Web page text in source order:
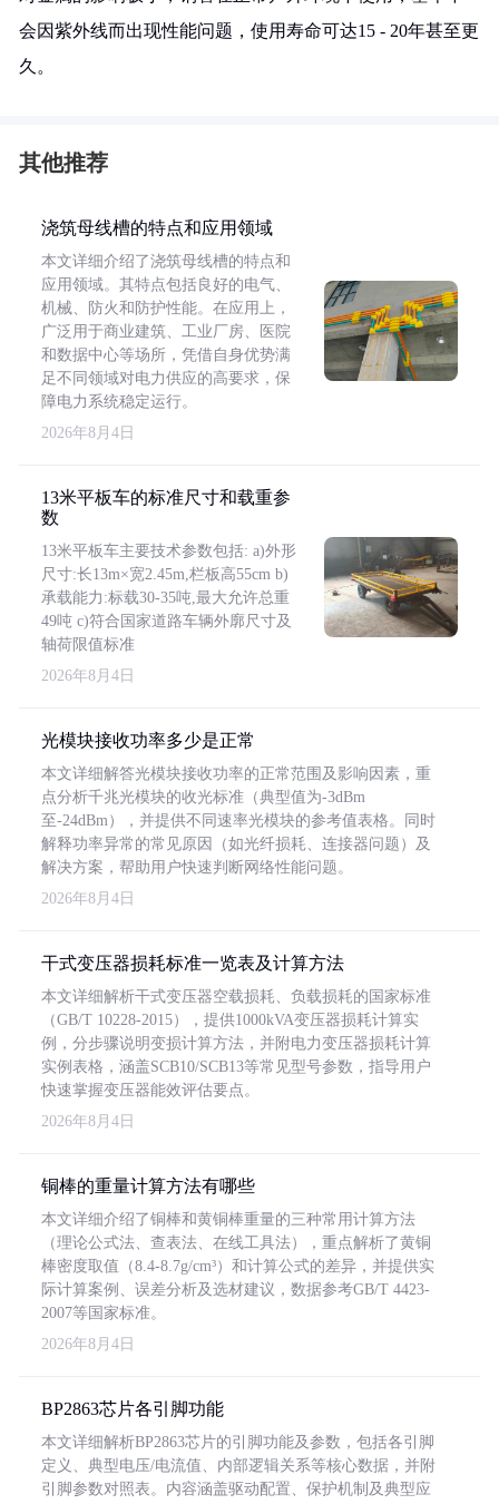
会因紫外线而出现性能问题，使用寿命可达15 - 20年甚至更
久。
其他推荐
浇筑母线槽的特点和应用领域
本文详细介绍了浇筑母线槽的特点和
应用领域。其特点包括良好的电气、
机械、防火和防护性能。在应用上，
广泛用于商业建筑、工业厂房、医院
和数据中心等场所，凭借自身优势满
足不同领域对电力供应的高要求，保
障电力系统稳定运行。
2026年8月4日
13米平板车的标准尺寸和载重参
数
13米平板车主要技术参数包括: a)外形
尺寸:长13m×宽2.45m,栏板高55cm b)
承载能力:标载30-35吨,最大允许总重
49吨 c)符合国家道路车辆外廓尺寸及
轴荷限值标准
2026年8月4日
光模块接收功率多少是正常
本文详细解答光模块接收功率的正常范围及影响因素，重
点分析千兆光模块的收光标准（典型值为-3dBm
至-24dBm），并提供不同速率光模块的参考值表格。同时
解释功率异常的常见原因（如光纤损耗、连接器问题）及
解决方案，帮助用户快速判断网络性能问题。
2026年8月4日
干式变压器损耗标准一览表及计算方法
本文详细解析干式变压器空载损耗、负载损耗的国家标准
（GB/T 10228-2015），提供1000kVA变压器损耗计算实
例，分步骤说明变损计算方法，并附电力变压器损耗计算
实例表格，涵盖SCB10/SCB13等常见型号参数，指导用户
快速掌握变压器能效评估要点。
2026年8月4日
铜棒的重量计算方法有哪些
本文详细介绍了铜棒和黄铜棒重量的三种常用计算方法
（理论公式法、查表法、在线工具法），重点解析了黄铜
棒密度取值（8.4-8.7g/cm³）和计算公式的差异，并提供实
际计算案例、误差分析及选材建议，数据参考GB/T 4423-
2007等国家标准。
2026年8月4日
BP2863芯片各引脚功能
本文详细解析BP2863芯片的引脚功能及参数，包括各引脚
定义、典型电压/电流值、内部逻辑关系等核心数据，并附
引脚参数对照表。内容涵盖驱动配置、保护机制及典型应